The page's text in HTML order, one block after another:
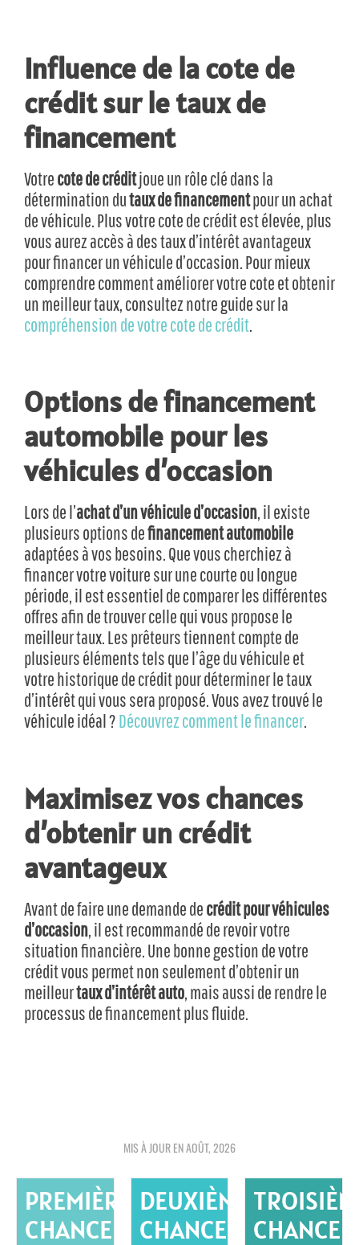
Influence de la cote de
crédit sur le taux de
financement
Votrecote de créditjoue un rôle clé dans la
détermination dutaux de financementpour un achat
de véhicule. Plus votre cote de crédit est élevée, plus
vous aurez accès à des taux d’intérêt avantageux
pour financer un véhicule d’occasion. Pour mieux
comprendre comment améliorer votre cote et obtenir
un meilleur taux, consultez notre guide sur la
compréhension de votre cote de crédit.
Options de financement
automobile pour les
véhicules d’occasion
Lors de l’achat d’un véhicule d’occasion, il existe
plusieurs options definancement automobile
adaptées à vos besoins. Que vous cherchiez à
financer votre voiture sur une courte ou longue
période, il est essentiel de comparer les différentes
offres afin de trouver celle qui vous propose le
meilleur taux. Les prêteurs tiennent compte de
plusieurs éléments tels que l’âge du véhicule et
votre historique de crédit pour déterminer le taux
d’intérêt qui vous sera proposé. Vous avez trouvé le
véhicule idéal ?Découvrez comment le financer.
Maximisez vos chances
d’obtenir un crédit
avantageux
Avant de faire une demande decrédit pour véhicules
d’occasion, il est recommandé de revoir votre
situation financière. Une bonne gestion de votre
crédit vous permet non seulement d’obtenir un
meilleurtaux d’intérêt auto, mais aussi de rendre le
processus de financement plus fluide.
MIS À JOUR EN AOÛT, 2026
PREMIÈRE
CHANCE
DEUXIÈME
CHANCE
CHANCE